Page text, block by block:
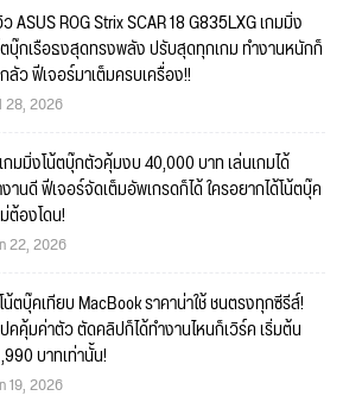
ASUS ROG Strix SCAR 18 G835LXG เกมมิ่ง
บุ๊กเรือธงสุดทรงพลัง ปรับสุดทุกเกม ทำงานหนักก็
ลัว ฟีเจอร์มาเต็มครบเครื่อง!!
28, 2026
กมมิ่งโน้ตบุ๊กตัวคุ้มงบ 40,000 บาท เล่นเกมได้
านดี ฟีเจอร์จัดเต็มอัพเกรดก็ได้ ใครอยากได้โน้ตบุ๊ค
ต้องโดน!
22, 2026
น้ตบุ๊คเทียบ MacBook ราคาน่าใช้ ชนตรงทุกซีรีส์!
คคุ้มค่าตัว ตัดคลิปก็ได้ทำงานไหนก็เวิร์ค เริ่มต้น
บาทเท่านั้น!
19, 2026